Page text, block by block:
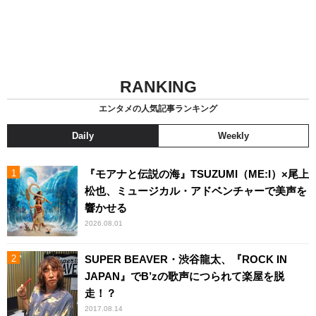
RANKING
エンタメの人気記事ランキング
Daily Weekly
『モアナと伝説の海』TSUZUMI（ME:I）×尾上
松也、ミュージカル・アドベンチャーで美声を
響かせる
2026.08.01
SUPER BEAVER・渋谷龍太、『ROCK IN
JAPAN』でB’zの歌声につられて楽屋を脱
走！？
2017.08.14